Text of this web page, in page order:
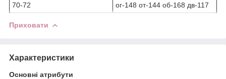
70-72 ог-148 от-144 об-168 дв-117
Приховати
Характеристики
Основні атрибути